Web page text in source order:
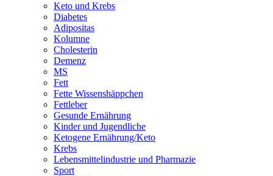
Keto und Krebs
Diabetes
Adipositas
Kolumne
Cholesterin
Demenz
MS
Fett
Fette Wissenshäppchen
Fettleber
Gesunde Ernährung
Kinder und Jugendliche
Ketogene Ernährung/Keto
Krebs
Lebensmittelindustrie und Pharmazie
Sport